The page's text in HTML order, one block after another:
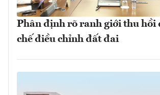
Phân định rõ ranh giới thu hồi
chế điều chỉnh đất đai